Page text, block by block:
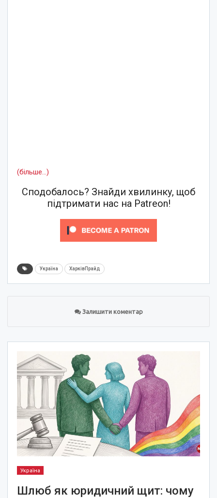
(більше…)
Сподобалось? Знайди хвилинку, щоб
підтримати нас на Patreon!
Україна ХарківПрайд
Залишити коментар
Україна
Шлюб як юридичний щит: чому